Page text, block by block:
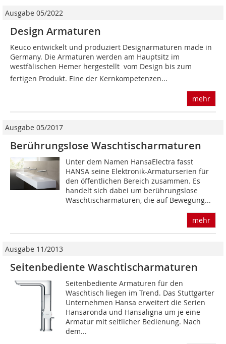
Ausgabe 05/2022
Design Armaturen
Keuco entwickelt und produziert Designarmaturen made in
Germany. Die Armaturen werden am Hauptsitz im
westfälischen Hemer hergestellt  vom Design bis zum
fertigen Produkt. Eine der Kernkompetenzen...
mehr
Ausgabe 05/2017
Berührungslose Waschtischarmaturen
Unter dem Namen HansaElectra fasst
HANSA seine Elektronik-Armaturserien für
den öffentlichen Bereich zusammen. Es
handelt sich dabei um berührungslose
Waschtischarmaturen, die auf Bewegung...
mehr
Ausgabe 11/2013
Seitenbediente Waschtischarmaturen
Seitenbediente Armaturen für den
Waschtisch liegen im Trend. Das Stuttgarter
Unternehmen Hansa erweitert die Serien
Hansaronda und Hansaligna um je eine
Armatur mit seitlicher Bedienung. Nach
dem...